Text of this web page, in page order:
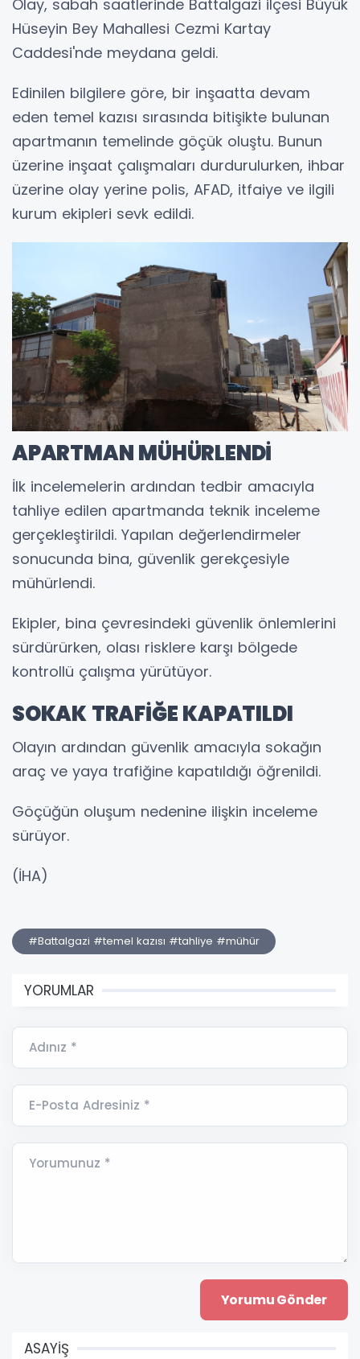
Olay, sabah saatlerinde Battalgazi ilçesi Büyük
Hüseyin Bey Mahallesi Cezmi Kartay
Caddesi'nde meydana geldi.
Edinilen bilgilere göre, bir inşaatta devam
eden temel kazısı sırasında bitişikte bulunan
apartmanın temelinde göçük oluştu. Bunun
üzerine inşaat çalışmaları durdurulurken, ihbar
üzerine olay yerine polis, AFAD, itfaiye ve ilgili
kurum ekipleri sevk edildi.
APARTMAN MÜHÜRLENDİ
İlk incelemelerin ardından tedbir amacıyla
tahliye edilen apartmanda teknik inceleme
gerçekleştirildi. Yapılan değerlendirmeler
sonucunda bina, güvenlik gerekçesiyle
mühürlendi.
Ekipler, bina çevresindeki güvenlik önlemlerini
sürdürürken, olası risklere karşı bölgede
kontrollü çalışma yürütüyor.
SOKAK TRAFİĞE KAPATILDI
Olayın ardından güvenlik amacıyla sokağın
araç ve yaya trafiğine kapatıldığı öğrenildi.
Göçüğün oluşum nedenine ilişkin inceleme
sürüyor.
(İHA)
#Battalgazi #temel kazısı #tahliye #mühür
YORUMLAR
Adınız *
E-Posta Adresiniz *
Yorumunuz *
ASAYİŞ